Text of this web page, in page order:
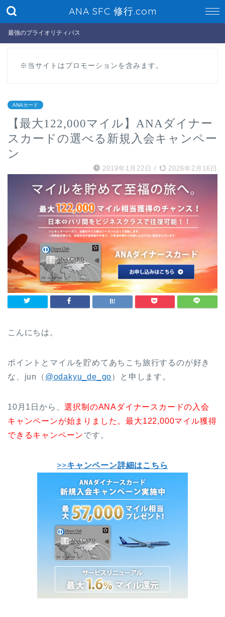
ANA SFC 修行.com
最強のプライオリティパス
※当サイトはプロモーションを含みます。
ANAカード
【最大122,000マイル】ANAダイナー
スカードの選べる新規入会キャンペー
ン
2019年1月22日 / 2026年2月16日
こんにちは。
ポイントとマイルを貯めてあちこち旅行するのが好き
な、jun（ @odakyu_de_go）と申します。
10月1日から、選択制のANAダイナースカードの入会
キャンペーンが始まりました。最大122,000マイル獲得
できるキャンペーンです。
>>キャンペーン詳細はこちら